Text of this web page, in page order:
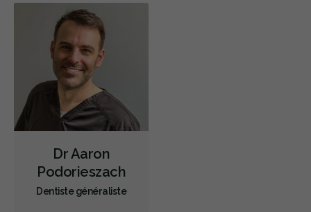
Dr Aaron
Podorieszach
Dentiste généraliste